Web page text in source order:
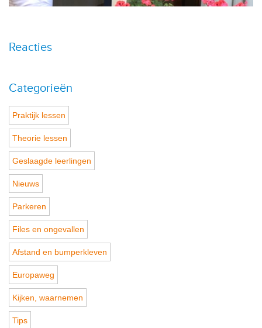
Reacties
Categorieën
Praktijk lessen
Theorie lessen
Geslaagde leerlingen
Nieuws
Parkeren
Files en ongevallen
Afstand en bumperkleven
Europaweg
Kijken, waarnemen
Tips